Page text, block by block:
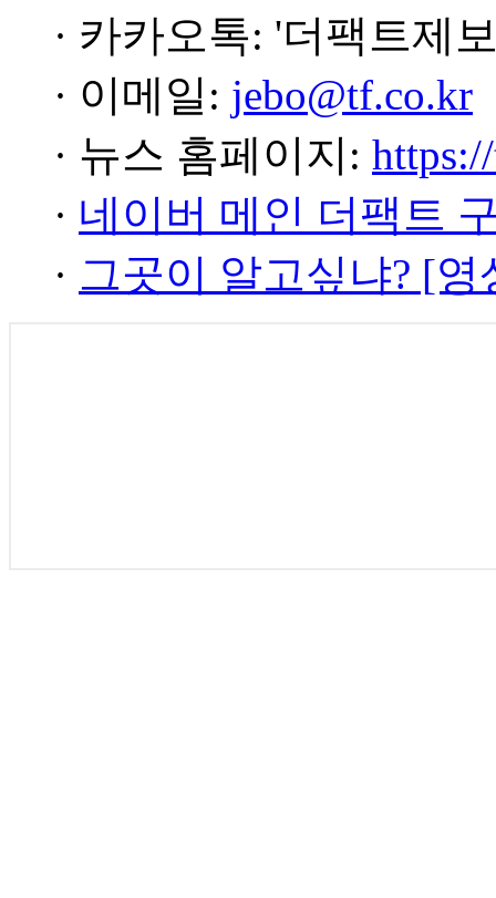
· 카카오톡: '더팩트제
· 이메일: jebo@tf.co.kr
· 뉴스 홈페이지:
· 네이버 메인 더팩트
· 그곳이 알고싶냐? [